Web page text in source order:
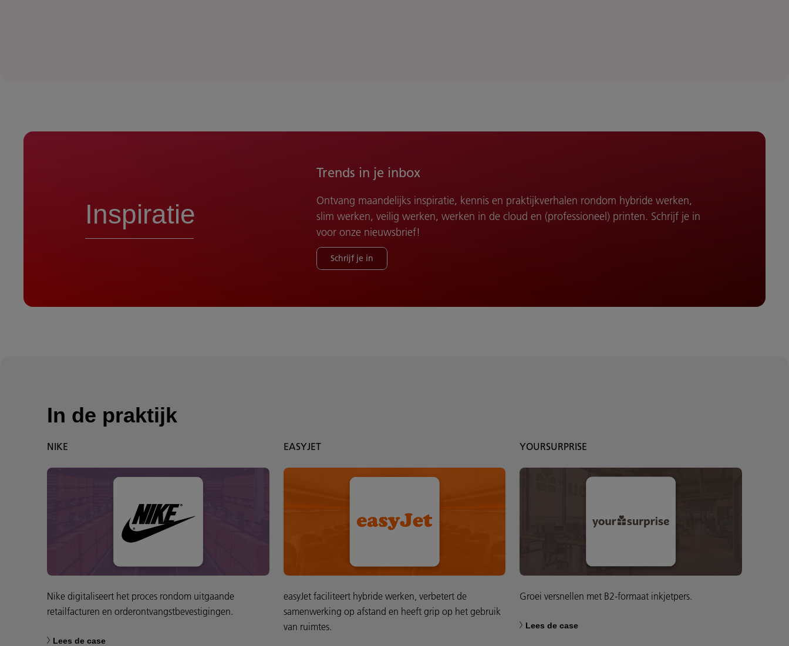
Inspiratie
Trends in je inbox
Ontvang maandelijks inspiratie, kennis en praktijkverhalen rondom hybride werken,
slim werken, veilig werken, werken in de cloud en (professioneel) printen. Schrijf je in
voor onze nieuwsbrief!
Schrijf je in
In de praktijk
NIKE
Nike digitaliseert het proces rondom uitgaande
retailfacturen en orderontvangstbevestigingen.
Lees de case
EASYJET
easyJet faciliteert hybride werken, verbetert de
samenwerking op afstand en heeft grip op het gebruik
van ruimtes.
YOURSURPRISE
Groei versnellen met B2-formaat inkjetpers.
Lees de case